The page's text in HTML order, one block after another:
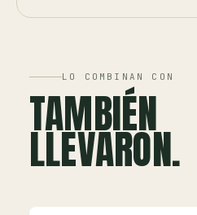
LO COMBINAN CON
TAMBIÉN
LLEVARON.